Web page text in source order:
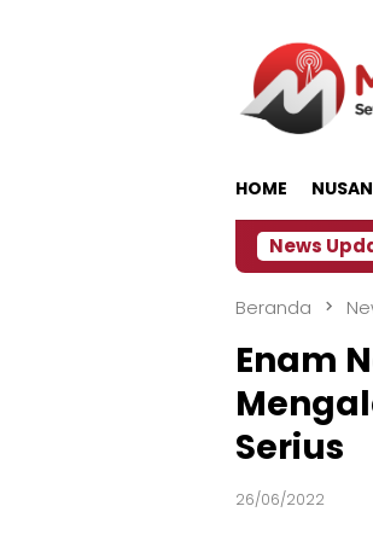
HOME
News
Dampak El Nino, Sejumlah
Beranda
Enam
Serius
26/06/2022